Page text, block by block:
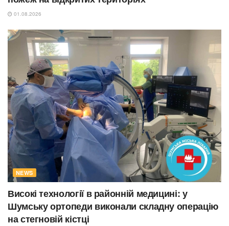
01.08.2026
NEWS
Високі технології в районній медицині: у
Шумську ортопеди виконали складну операцію
на стегновій кістці